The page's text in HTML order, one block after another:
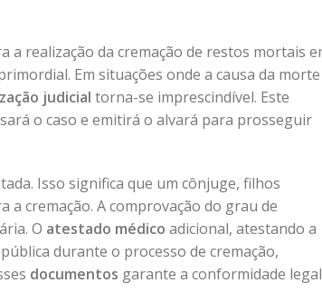
a realização da cremação de restos mortais
Em situações onde a causa da
judicial torna-se imprescindível. Este
o caso e emitirá o alvará para prosseguir
Isso significa que um cônjuge, filhos
cremação. A comprovação do grau de
O atestado médico adicional, atestando a
durante o processo de cremação,
documentos garante a conformidade legal